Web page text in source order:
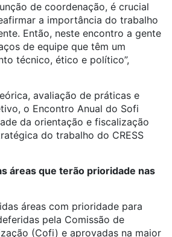
de coordenação, é crucial
a importância do trabalho
Então, neste encontro a gente
de equipe que têm um
técnico, ético e político”,
avaliação de práticas e
o Encontro Anual do Sofi
da orientação e fiscalização
do trabalho do CRESS
áreas que terão prioridade nas
áreas com prioridade para
pela Comissão de
(Cofi) e aprovadas na maior